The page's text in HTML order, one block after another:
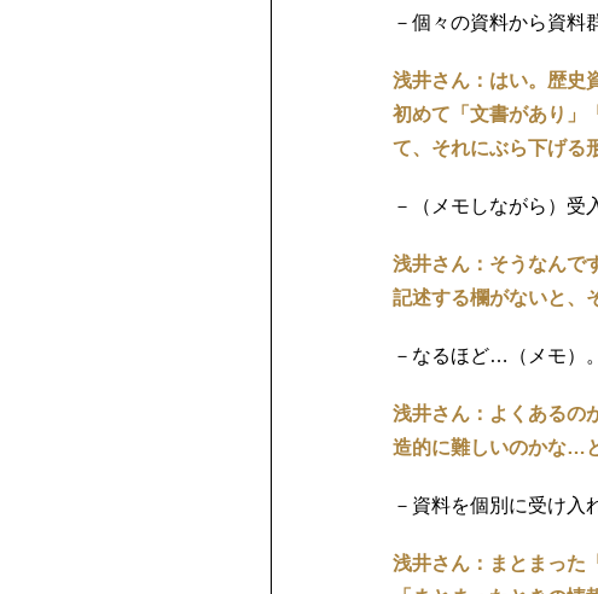
－個々の資料から資
浅井さん：はい。歴史
初めて「文書があり」
て、それにぶら下げる
－（メモしながら）受
浅井さん：そうなんで
記述する欄がないと、
－なるほど…（メモ）
浅井さん：よくあるの
造的に難しいのかな…と
－資料を個別に受け入
浅井さん：まとまった